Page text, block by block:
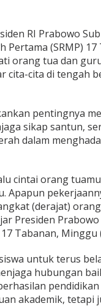
RI Prabowo
Pertama (SRMP)
orang tua dan
cita-cita di tengah
pentingnya
sikap santun,
dalam
cintai orang
Apapun
(derajat)
Presiden
Tabanan, Minggu
untuk terus
hubungan
akademik, tetapi